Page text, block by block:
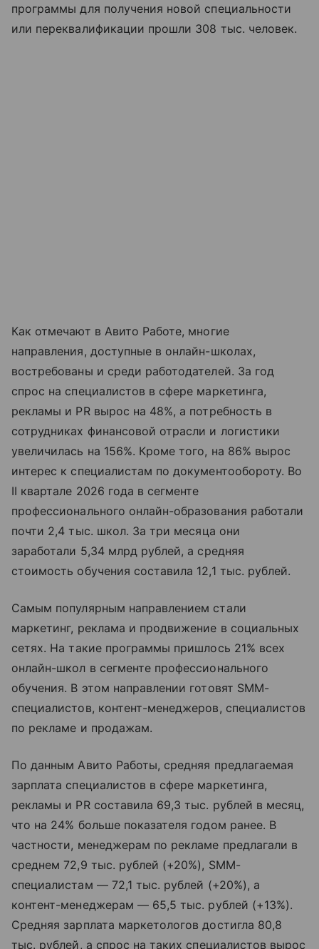
программы для получения новой специальности
или переквалификации прошли 308 тыс. человек.
Как отмечают в Авито Работе, многие
направления, доступные в онлайн-школах,
востребованы и среди работодателей. За год
спрос на специалистов в сфере маркетинга,
рекламы и PR вырос на 48%, а потребность в
сотрудниках финансовой отрасли и логистики
увеличилась на 156%. Кроме того, на 86% вырос
интерес к специалистам по документообороту. Во
II квартале 2026 года в сегменте
профессионального онлайн-образования работали
почти 2,4 тыс. школ. За три месяца они
заработали 5,34 млрд рублей, а средняя
стоимость обучения составила 12,1 тыс. рублей.
Самым популярным направлением стали
маркетинг, реклама и продвижение в социальных
сетях. На такие программы пришлось 21% всех
онлайн-школ в сегменте профессионального
обучения. В этом направлении готовят SMM-
специалистов, контент-менеджеров, специалистов
по рекламе и продажам.
По данным Авито Работы, средняя предлагаемая
зарплата специалистов в сфере маркетинга,
рекламы и PR составила 69,3 тыс. рублей в месяц,
что на 24% больше показателя годом ранее. В
частности, менеджерам по рекламе предлагали в
среднем 72,9 тыс. рублей (+20%), SMM-
специалистам — 72,1 тыс. рублей (+20%), а
контент-менеджерам — 65,5 тыс. рублей (+13%).
Средняя зарплата маркетологов достигла 80,8
тыс. рублей, а спрос на таких специалистов вырос